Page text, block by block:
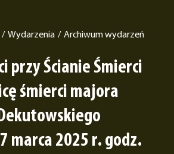
/ Wydarzenia / Archiwum wydarzeń
przy Ścianie Śmierci
śmierci majora
marca 2025 r. godz.